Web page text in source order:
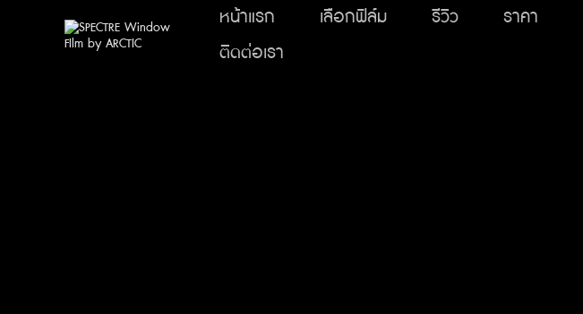
หน้าแรก เลือกฟิล์ม รีวิว ราคา
ติดต่อเรา